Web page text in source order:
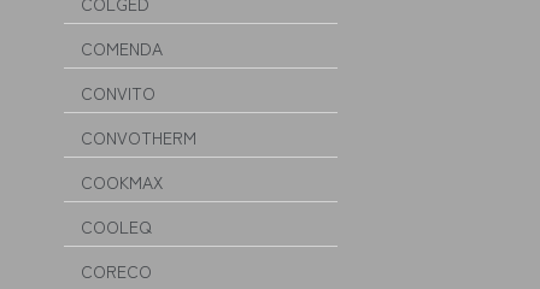
COMENDA
CONVITO
CONVOTHERM
COOKMAX
COOLEQ
CORECO